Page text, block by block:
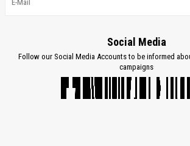
Social Media
Follow our Social Media Accounts to be informed
campaigns